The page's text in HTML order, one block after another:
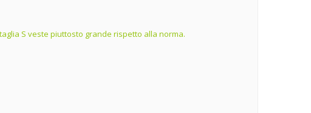
S veste piuttosto grande rispetto alla norma.